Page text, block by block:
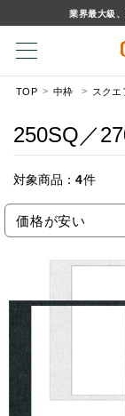
業界最大級
TOP 中枠 スクエ
250SQ／
対象商品： 4件
価格が安い